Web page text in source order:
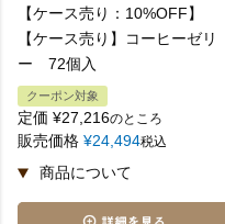
【ケース売り：10%OFF】
【ケース売り】コーヒーゼリ
ー 72個入
クーポン対象
定価 ¥27,216のところ
販売価格 ¥24,494税込